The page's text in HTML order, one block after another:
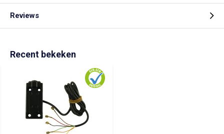
Reviews
Recent bekeken